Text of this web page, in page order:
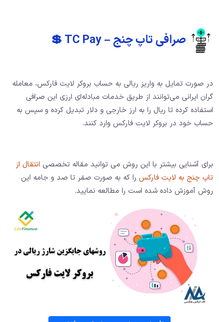
صرافی تاپ چنج – TC Pay 💲
در صورت تمایل به واریز ریالی به حساب بروکر لایت فارکس، معامله
گران ایرانی می‌توانند از طریق خدمات مبادله‌ای ارزی این صرافی
استفاده کرده تا ریال را به ارز خارجی و دلار تبدیل کرده و سپس به
حساب خود در بروکر لایت فارکس وارد کنند.
برای آشنایی بیشتر با این روش می توانید مقاله تخصصی انتقال از
تاپ چنج به لایت فارکس را که به صورت صفر تا صد و جامه این
روش آموزش داده شده است را مطالعه نمایید.